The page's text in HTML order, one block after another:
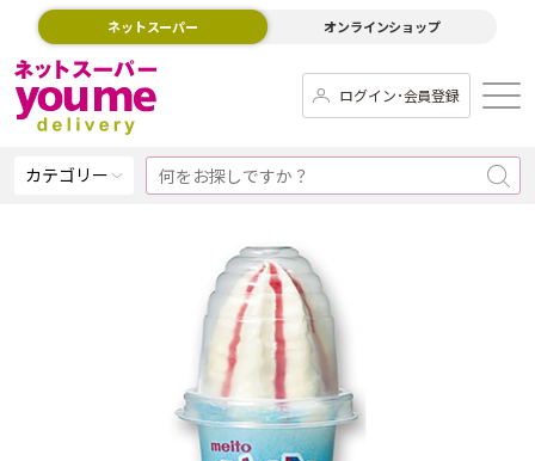
ネットスーパー オンラインショップ
ログイン･会員登録
カテゴリー